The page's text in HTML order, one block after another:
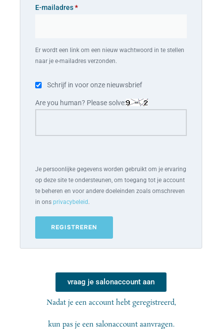
E-mailadres*
Er wordt een link om een nieuw wachtwoord in te stellen
naar je e-mailadres verzonden.
Schrijf in voor onze nieuwsbrief
Are you human? Please solve:
Je persoonlijke gegevens worden gebruikt om je ervaring
op deze site te ondersteunen, om toegang tot je account
te beheren en voor andere doeleinden zoals omschreven
in ons privacybeleid .
REGISTREREN
vraag je salonaccount aan
Nadat je een account hebt geregistreerd,
kun pas je een salonaccount aanvragen.